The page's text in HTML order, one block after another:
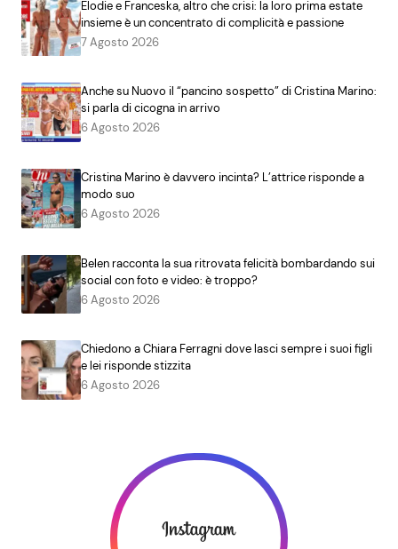
Elodie e Franceska, altro che crisi: la loro prima estate
insieme è un concentrato di complicità e passione
7 Agosto 2026
Anche su Nuovo il “pancino sospetto” di Cristina Marino:
si parla di cicogna in arrivo
6 Agosto 2026
Cristina Marino è davvero incinta? L’attrice risponde a
modo suo
6 Agosto 2026
Belen racconta la sua ritrovata felicità bombardando sui
social con foto e video: è troppo?
6 Agosto 2026
Chiedono a Chiara Ferragni dove lasci sempre i suoi figli
e lei risponde stizzita
6 Agosto 2026